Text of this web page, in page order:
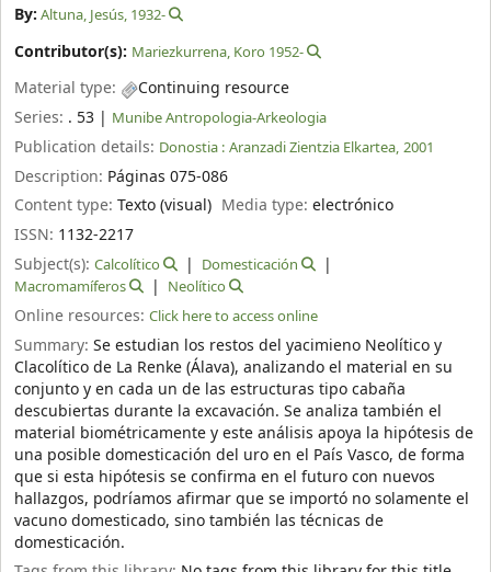
By: Altuna, Jesús, 1932-
Contributor(s): Mariezkurrena, Koro 1952-
Material type:
Continuing resource
Series: . 53 | Munibe Antropologia-Arkeologia
Publication details: Donostia : Aranzadi Zientzia Elkartea, 2001
Description: Páginas 075-086
Content type: Texto (visual) Media type:electrónico
ISSN: 1132-2217
Subject(s): Calcolítico
Domesticación
Macromamíferos
Neolítico
Online resources: Click here to access online
Summary: Se estudian los restos del yacimieno Neolítico y
Clacolítico de La Renke (Álava), analizando el material en su
conjunto y en cada un de las estructuras tipo cabaña
descubiertas durante la excavación. Se analiza también el
material biométricamente y este análisis apoya la hipótesis de
una posible domesticación del uro en el País Vasco, de forma
que si esta hipótesis se confirma en el futuro con nuevos
hallazgos, podríamos afirmar que se importó no solamente el
vacuno domesticado, sino también las técnicas de
domesticación.